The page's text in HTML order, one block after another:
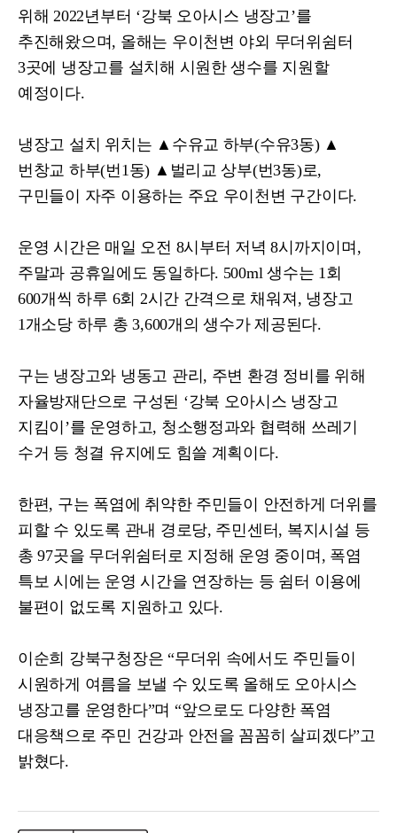
위해2022년부터 ‘강북 오아시스 냉장고’를
추진해왔으며 , 올해는 우이천변 야외 무더위쉼터
3곳에 냉장고를 설치해 시원한 생수를 지원할
예정이다.
냉장고 설치 위치는 ▲ 수유교 하부(수유3동) ▲
번창교 하부(번1동) ▲ 벌리교 상부(번3동)로,
구민들이 자주 이용하는 주요 우이천변 구간이다.
운영 시간은 매일 오전 8시부터 저녁8시까지이며 ,
주말과 공휴일에도 동일하다. 500ml생수는 1회
600개씩 하루 6회 2시간 간격으로 채워져 , 냉장고
1개소당 하루 총3,600개의 생수가 제공된다.
구는 냉장고와 냉동고 관리 , 주변 환경 정비를 위해
자율방재단으로 구성된 ‘강북 오아시스 냉장고
지킴이 ’를 운영하고, 청소행정과와 협력해 쓰레기
수거 등 청결 유지에도 힘쓸 계획이다.
한편, 구는 폭염에 취약한 주민들이 안전하게 더위를
피할 수 있도록 관내 경로당, 주민센터 , 복지시설 등
총97곳을 무더위쉼터로 지정해 운영 중이며 , 폭염
특보 시에는 운영 시간을 연장하는 등 쉼터 이용에
불편이 없도록 지원하고 있다.
이순희 강북구청장은“무더위 속에서도 주민들이
시원하게 여름을 보낼 수 있도록 올해도 오아시스
냉장고를 운영한다”며 “앞으로도 다양한 폭염
대응책으로 주민 건강과 안전을 꼼꼼히 살피겠다”고
밝혔다.